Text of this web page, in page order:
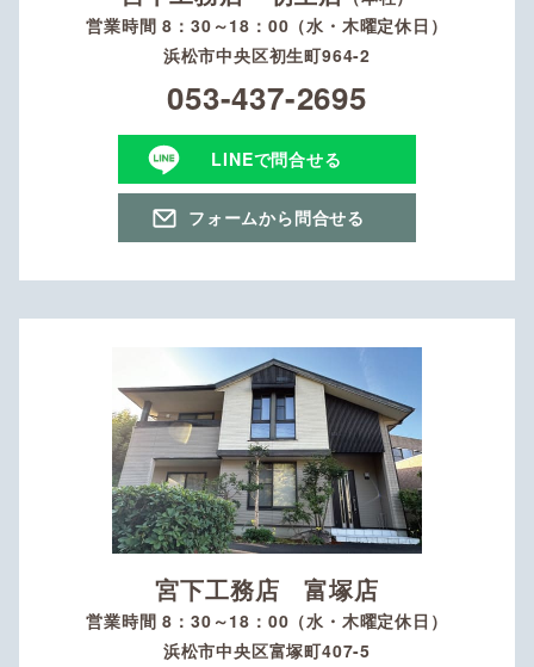
営業時間 8：30～18：00（水・木曜定休日）
浜松市中央区初生町964-2
053-437-2695
LINEで問合せる
フォームから問合せる
宮下工務店 富塚店
営業時間 8：30～18：00（水・木曜定休日）
浜松市中央区富塚町407-5